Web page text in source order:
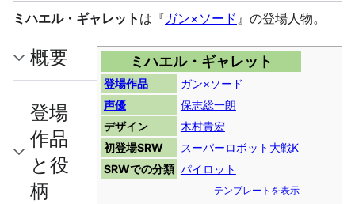
ミハエル・ギャレット は『ガン×ソード 』の登場人物。
ミハエル・ギャレット
登場作品
ガン×ソード
声優
保志総一朗
デザイン
木村貴宏
初登場SRW
スーパーロボット大戦K
SRWでの分類 パイロット
テンプレートを表示
概要
登場
作品
と役
柄